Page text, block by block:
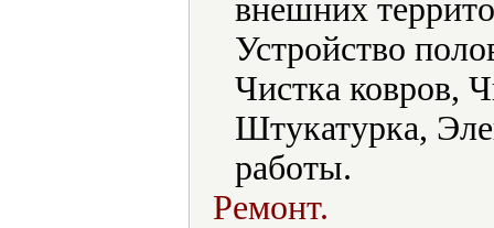
внешних
Устройство
Чистка ковров,
Штукатурка,
работы.
Ремонт.